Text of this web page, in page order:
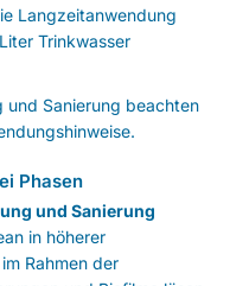
Langzeitanwendung
Trinkwasser
und Sanierung beachten
Phasen
und Sanierung
in höherer
Rahmen der